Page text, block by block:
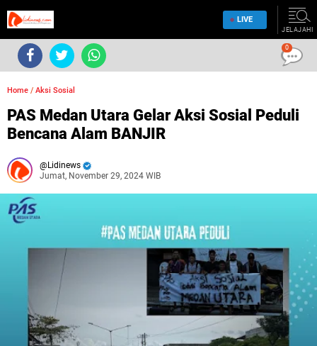
LIVE
JELAJAHI
Home / Aksi Sosial
PAS Medan Utara Gelar Aksi Sosial Peduli
Bencana Alam BANJIR
Lidinews
Jumat, November 29, 2024 WIB
0